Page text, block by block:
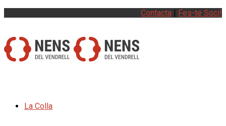
Contacta | Fes-te Soci!
La Colla